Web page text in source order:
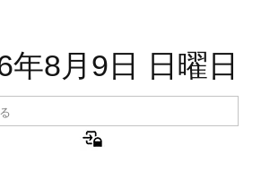
年8月9日 日曜日